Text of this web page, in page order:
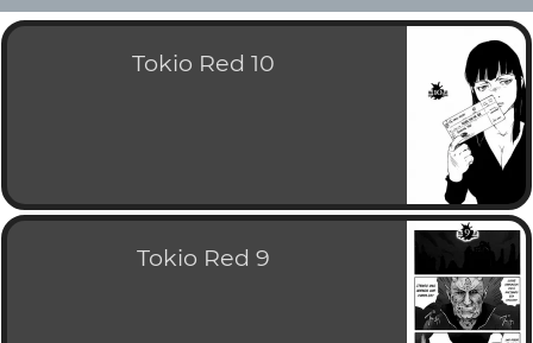
Tokio Red 10
Tokio Red 9